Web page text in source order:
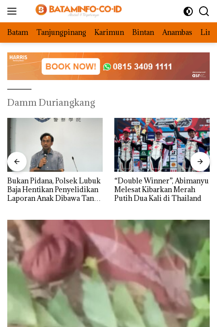
Batam Tanjungpinang Karimun Bintan Anambas
Damm Duriangkang
Bukan Pidana, Polsek Lubuk
Baja Hentikan Penyelidikan
Laporan Anak Dibawa Tanpa
“Double Winner”, Abimanyu
Melesat Kibarkan Merah
Putih Dua Kali di Thailand